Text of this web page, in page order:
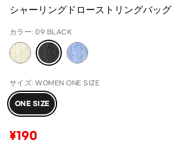
シャーリングドローストリングバッグ
カラー: 09 BLACK
サイズ: WOMEN ONE SIZE
ONE SIZE
¥190